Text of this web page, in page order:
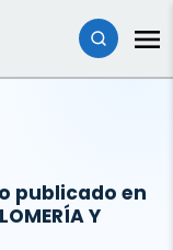
publicado en
Y